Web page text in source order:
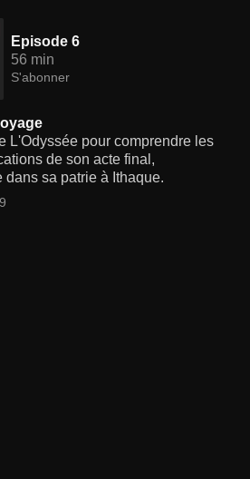
Episode 6
56 min
S'abonner
L'Odyssée pour comprendre les
de son acte final,
dans sa patrie à Ithaque.